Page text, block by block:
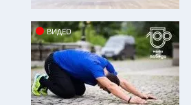
ВИДЕО